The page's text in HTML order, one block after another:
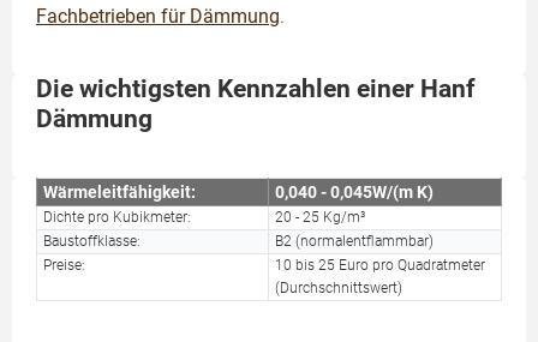
Fachbetrieben für Dämmung.
Die wichtigsten Kennzahlen einer Hanf
Dämmung
Wärmeleitfähigkeit: 0,040 - 0,045W/(m K)
Dichte pro Kubikmeter:
20 - 25 Kg/m³
Baustoffklasse:
B2 (normalentflammbar)
Preise:
10 bis 25 Euro pro Quadratmeter
(Durchschnittswert)